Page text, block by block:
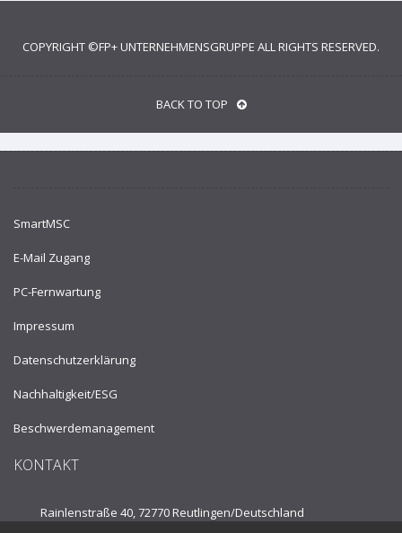
COPYRIGHT ©FP+ UNTERNEHMENSGRUPPE ALL RIGHTS RESERVED.
BACK TO TOP
SmartMSC
E-Mail Zugang
PC-Fernwartung
Impressum
Datenschutzerklärung
Nachhaltigkeit/ESG
Beschwerdemanagement
KONTAKT
Rainlenstraße 40, 72770 Reutlingen/Deutschland